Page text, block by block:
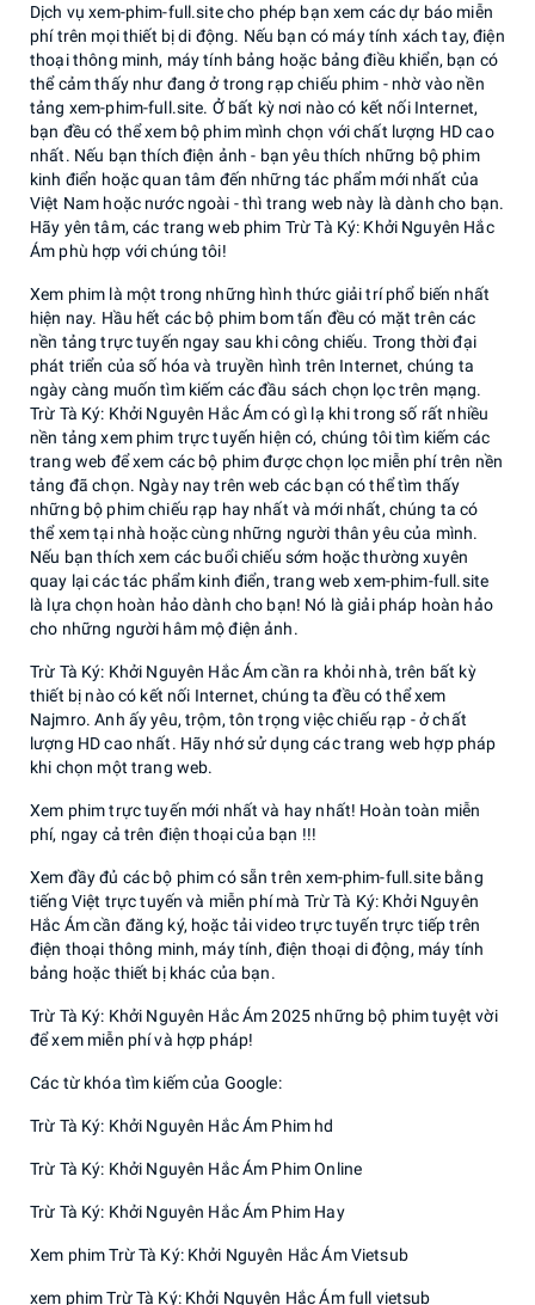
Dịch vụ xem-phim-full.site cho phép bạn xem các dự báo miễn
phí trên mọi thiết bị di động. Nếu bạn có máy tính xách tay, điện
thoại thông minh, máy tính bảng hoặc bảng điều khiển, bạn có
thể cảm thấy như đang ở trong rạp chiếu phim - nhờ vào nền
tảng xem-phim-full.site. Ở bất kỳ nơi nào có kết nối Internet,
bạn đều có thể xem bộ phim mình chọn với chất lượng HD cao
nhất. Nếu bạn thích điện ảnh - bạn yêu thích những bộ phim
kinh điển hoặc quan tâm đến những tác phẩm mới nhất của
Việt Nam hoặc nước ngoài - thì trang web này là dành cho bạn.
Hãy yên tâm, các trang web phim Trừ Tà Ký: Khởi Nguyên Hắc
Ám phù hợp với chúng tôi!
Xem phim là một trong những hình thức giải trí phổ biến nhất
hiện nay. Hầu hết các bộ phim bom tấn đều có mặt trên các
nền tảng trực tuyến ngay sau khi công chiếu. Trong thời đại
phát triển của số hóa và truyền hình trên Internet, chúng ta
ngày càng muốn tìm kiếm các đầu sách chọn lọc trên mạng.
Trừ Tà Ký: Khởi Nguyên Hắc Ám có gì lạ khi trong số rất nhiều
nền tảng xem phim trực tuyến hiện có, chúng tôi tìm kiếm các
trang web để xem các bộ phim được chọn lọc miễn phí trên nền
tảng đã chọn. Ngày nay trên web các bạn có thể tìm thấy
những bộ phim chiếu rạp hay nhất và mới nhất, chúng ta có
thể xem tại nhà hoặc cùng những người thân yêu của mình.
Nếu bạn thích xem các buổi chiếu sớm hoặc thường xuyên
quay lại các tác phẩm kinh điển, trang web xem-phim-full.site
là lựa chọn hoàn hảo dành cho bạn! Nó là giải pháp hoàn hảo
cho những người hâm mộ điện ảnh.
Trừ Tà Ký: Khởi Nguyên Hắc Ám cần ra khỏi nhà, trên bất kỳ
thiết bị nào có kết nối Internet, chúng ta đều có thể xem
Najmro. Anh ấy yêu, trộm, tôn trọng việc chiếu rạp - ở chất
lượng HD cao nhất. Hãy nhớ sử dụng các trang web hợp pháp
khi chọn một trang web.
Xem phim trực tuyến mới nhất và hay nhất! Hoàn toàn miễn
phí, ngay cả trên điện thoại của bạn !!!
Xem đầy đủ các bộ phim có sẵn trên xem-phim-full.site bằng
tiếng Việt trực tuyến và miễn phí mà Trừ Tà Ký: Khởi Nguyên
Hắc Ám cần đăng ký, hoặc tải video trực tuyến trực tiếp trên
điện thoại thông minh, máy tính, điện thoại di động, máy tính
bảng hoặc thiết bị khác của bạn.
Trừ Tà Ký: Khởi Nguyên Hắc Ám 2025 những bộ phim tuyệt vời
để xem miễn phí và hợp pháp!
Các từ khóa tìm kiếm của Google:
Trừ Tà Ký: Khởi Nguyên Hắc Ám Phim hd
Trừ Tà Ký: Khởi Nguyên Hắc Ám Phim Online
Trừ Tà Ký: Khởi Nguyên Hắc Ám Phim Hay
Xem phim Trừ Tà Ký: Khởi Nguyên Hắc Ám Vietsub
xem phim Trừ Tà Ký: Khởi Nguyên Hắc Ám full vietsub